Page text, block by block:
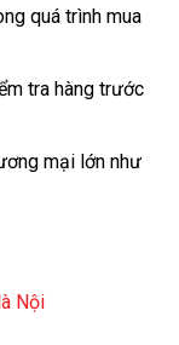
quá trình mua
tra hàng trước
mại lớn như
Nội